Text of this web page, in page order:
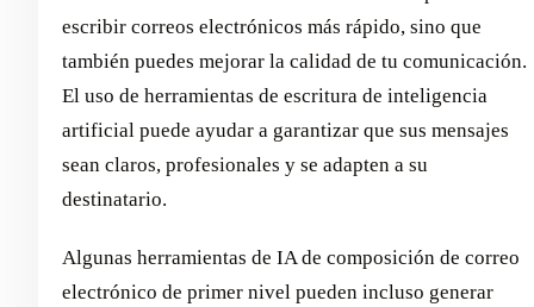
escribir correos electrónicos más rápido, sino que
también puedes mejorar la calidad de tu comunicación.
El uso de herramientas de escritura de inteligencia
artificial puede ayudar a garantizar que sus mensajes
sean claros, profesionales y se adapten a su
destinatario.
Algunas herramientas de IA de composición de correo
electrónico de primer nivel pueden incluso generar